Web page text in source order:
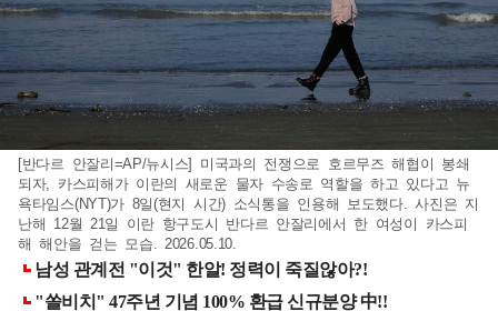
[반다르 안잘리=AP/뉴시스] 미국과의 전쟁으로 호르무즈 해협이 봉쇄
되자, 카스피해가 이란의 새로운 물자 수송로 역할을 하고 있다고 뉴
욕타임스(NYT)가 8일(현지 시간) 소식통을 인용해 보도했다. 사진은 지
난해 12월 21일 이란 항구도시 반다르 안잘리에서 한 여성이 카스피
해 해안을 걷는 모습. 2026.05.10.